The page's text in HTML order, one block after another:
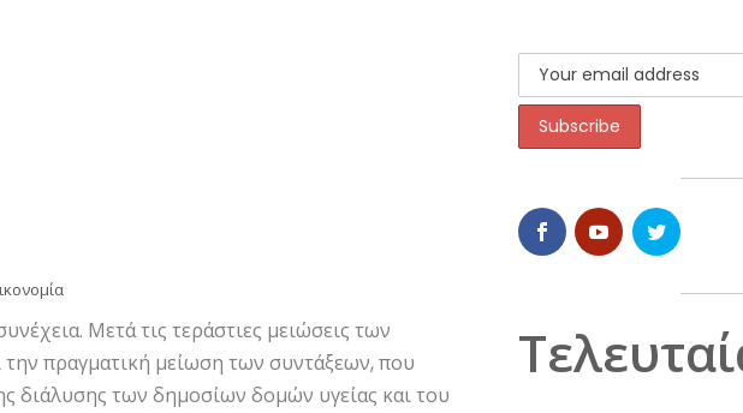
Μετά τις τεράστιες μειώσεις των
πραγματική μείωση των συντάξεων, που
διάλυσης των δημοσίων δομών υγείας και του